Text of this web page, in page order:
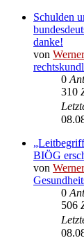
Schulden
danke!
von
0
310
BIÖG
von
0
506